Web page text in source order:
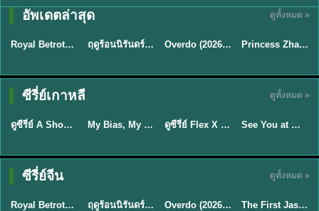
อัพเดตล่าสุด ดูทั้งหมด »
★9
ซับไทย
Royal Betrothal (2026) สัญญาวิวาห์แห่งราชวงศ์ พากย์ไทย ซับไทย EP1-32 ★8.8 ฤดูร้อนนิรันดร์ (2026) Never-Ending Summer พากย์ไทย EP.1-29 Overdo (2026) รักเกินแค้น พากย์ไทย ซับไทย EP1-33 (จบ) ★8
พากย์ไทย/ซับ
Princess Zhaoyang องค์หญิงเจาหยาง (2026) พากย์ไทย ซับไทย EP.1-18
ซีรี่ย์เกาหลี ดูทั้งหมด »
★8 EP.16
พากย์ไทย
TH EP. 16
ดูซีรี่ย์ A Shop for Killers 2 ร้านลับนักฆ่า ซีซัน 2 (2026) ซับไทย-พากย์ไทย My Bias, My Boss เมื่อเมนฉันเป็นประธานบริษัท (2026) พากย์ไทย ซับไทย EP.1-12 ★8 EP.16
Sub EP. 16 | TH
ดูซีรี่ย์ Flex X Cop คุณชายสายสืบ (2024) พากย์ไทย-ซับไทย EP.1-16 (จบ) ★9
ซับไทย | พากย์
Sub EP. 8 | TH
See You at Work Tomorrow! เจอกันที่ออฟฟิศพรุ่งนี้นะ พากย์ไทย
ซีรี่ย์จีน ดูทั้งหมด »
★9
ซับไทย
Royal Betrothal (2026) สัญญาวิวาห์แห่งราชวงศ์ พากย์ไทย ซับไทย EP1-32 ★8.8 ฤดูร้อนนิรันดร์ (2026) Never-Ending Summer พากย์ไทย EP.1-29 Overdo (2026) รักเกินแค้น พากย์ไทย ซับไทย EP1-33 (จบ) ★9.7 EP.40
ซับไทย | พากย์
Sub EP. 40 | TH
The First Jasmine ชายาเคียงหทัย (2026) พากย์ไทย EP.1-40